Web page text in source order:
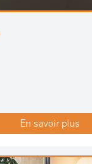
En savoir plus